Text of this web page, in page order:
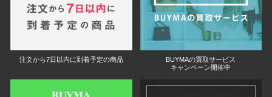
注文から7日以内に到着予定の商品
BUYMAの買取サービス
キャンペーン開催中